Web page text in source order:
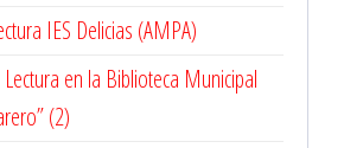
IES Delicias (AMPA)
Lectura en la Biblioteca Municipal
(2)